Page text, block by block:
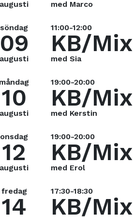
augusti med Marco
söndag
augusti
11:00-12:00
KB/Mix
med Sia
10
augusti
19:00-20:00
KB/Mix
med Kerstin
onsdag
12
augusti
19:00-20:00
KB/Mix
med Erol
fredag
14
17:30-18:30
KB/Mix